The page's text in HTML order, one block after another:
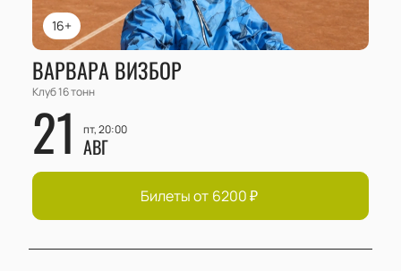
16+
ВАРВАРА ВИЗБОР
Клуб 16 тонн
21 пт, 20:00
АВГ
Билеты от 6200₽